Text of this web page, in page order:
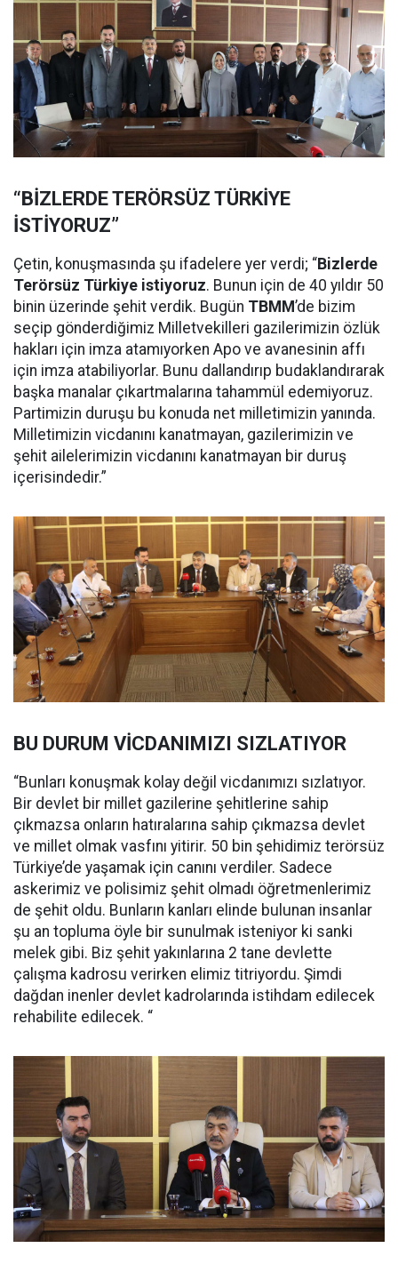
“BİZLERDE TERÖRSÜZ TÜRKİYE
İSTİYORUZ”
Çetin, konuşmasında şu ifadelere yer verdi; “Bizlerde
Terörsüz Türkiye istiyoruz. Bunun için de 40 yıldır 50
binin üzerinde şehit verdik. Bugün TBMM’de bizim
seçip gönderdiğimiz Milletvekilleri gazilerimizin özlük
hakları için imza atamıyorken Apo ve avanesinin affı
için imza atabiliyorlar. Bunu dallandırıp budaklandırarak
başka manalar çıkartmalarına tahammül edemiyoruz.
Partimizin duruşu bu konuda net milletimizin yanında.
Milletimizin vicdanını kanatmayan, gazilerimizin ve
şehit ailelerimizin vicdanını kanatmayan bir duruş
içerisindedir.”
BU DURUM VİCDANIMIZI SIZLATIYOR
“Bunları konuşmak kolay değil vicdanımızı sızlatıyor.
Bir devlet bir millet gazilerine şehitlerine sahip
çıkmazsa onların hatıralarına sahip çıkmazsa devlet
ve millet olmak vasfını yitirir. 50 bin şehidimiz terörsüz
Türkiye’de yaşamak için canını verdiler. Sadece
askerimiz ve polisimiz şehit olmadı öğretmenlerimiz
de şehit oldu. Bunların kanları elinde bulunan insanlar
şu an topluma öyle bir sunulmak isteniyor ki sanki
melek gibi. Biz şehit yakınlarına 2 tane devlette
çalışma kadrosu verirken elimiz titriyordu. Şimdi
dağdan inenler devlet kadrolarında istihdam edilecek
rehabilite edilecek. “